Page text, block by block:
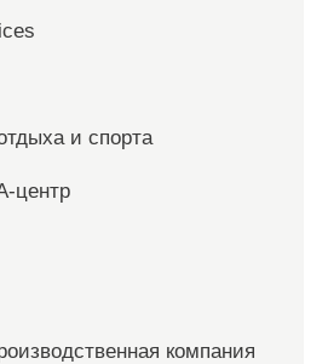
и спорта
центр
компания